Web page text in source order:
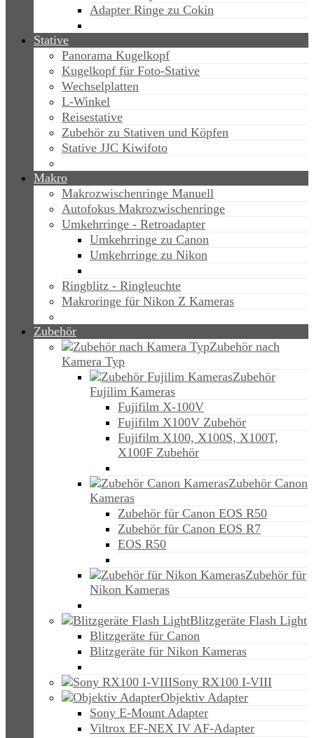
Adapter Ringe zu Cokin
Stative
Panorama Kugelkopf
Kugelkopf für Foto-Stative
Wechselplatten
L-Winkel
Reisestative
Zubehör zu Stativen und Köpfen
Stative JJC Kiwifoto
Makro
Makrozwischenringe Manuell
Autofokus Makrozwischenringe
Umkehrringe - Retroadapter
Umkehrringe zu Canon
Umkehrringe zu Nikon
Ringblitz - Ringleuchte
Makroringe für Nikon Z Kameras
Zubehör
Zubehör nach
Kamera Typ
Zubehör
Fujilim Kameras
Fujifilm X-100V
Fujifilm X100V Zubehör
Fujifilm X100, X100S, X100T,
X100F Zubehör
Zubehör Canon
Kameras
Zubehör für Canon EOS R50
Zubehör für Canon EOS R7
EOS R50
Zubehör für
Nikon Kameras
Blitzgeräte Flash Light
Blitzgeräte für Canon
Blitzgeräte für Nikon Kameras
Sony RX100 I-VIII
Objektiv Adapter
Sony E-Mount Adapter
Viltrox EF-NEX IV AF-Adapter